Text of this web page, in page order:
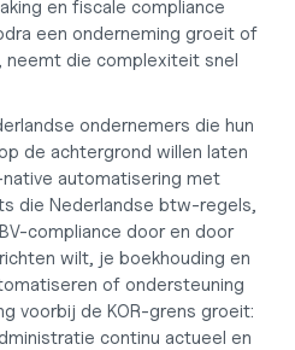
en fiscale compliance
een onderneming groeit of
die complexiteit snel
ondernemers die hun
de achtergrond willen laten
native automatisering met
die Nederlandse btw-regels,
compliance door en door
wilt, je boekhouding en
of ondersteuning
voorbij de KOR-grens groeit:
continu actueel en